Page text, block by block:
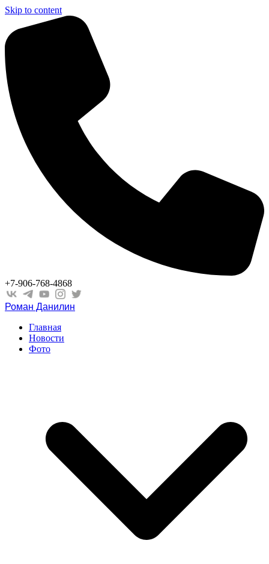
Skip to content
+7-906-768-4868
Роман Данилин
Главная
Новости
Фото